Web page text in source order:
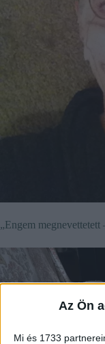
Az Ön
Mi és 1733
„Engem megnevettetett